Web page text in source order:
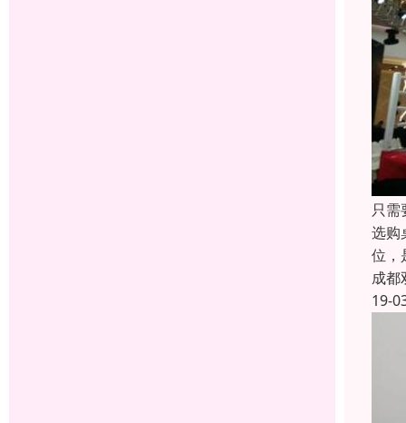
只需
选购
位，
成都
19-